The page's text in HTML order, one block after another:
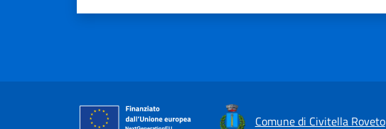
Comune di Civitella Roveto